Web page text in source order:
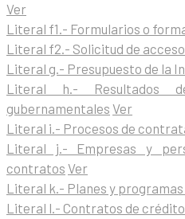
Ver
Literal f1.- Formularios o
Literal f2.- Solicitud de
Literal g.- Presupuesto de la
Literal h.- Resultados
gubernamentales Ver
Literal i.- Procesos de
Literal j.- Empresas y
contratos Ver
Literal k.- Planes y
Literal l.- Contratos de